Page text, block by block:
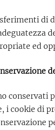
di
ed
conservati
i cookie di